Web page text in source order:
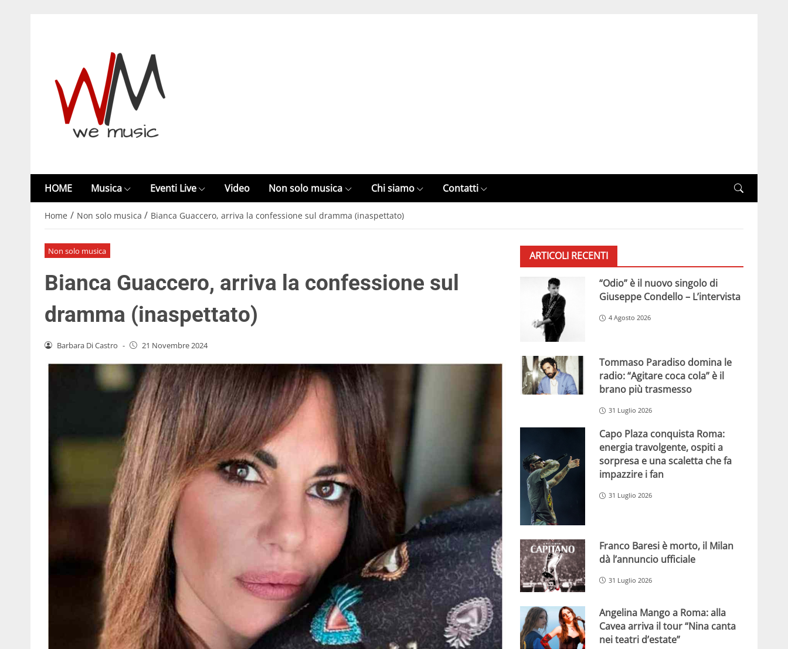
HOME Musica Eventi Live Video Non solo musica Chi siamo Contatti
Home / Non solo musica / Bianca Guaccero, arriva la confessione sul dramma (inaspettato)
Non solo musica
Bianca Guaccero, arriva la confessione sul
dramma (inaspettato)
Barbara Di Castro - 21 Novembre 2024
ARTICOLI RECENTI
“Odio” è il nuovo singolo di
Giuseppe Condello – L’intervista
4 Agosto 2026
Tommaso Paradiso domina le
radio: “Agitare coca cola” è il
brano più trasmesso
31 Luglio 2026
Capo Plaza conquista Roma:
energia travolgente, ospiti a
sorpresa e una scaletta che fa
impazzire i fan
31 Luglio 2026
Franco Baresi è morto, il Milan
dà l’annuncio ufficiale
31 Luglio 2026
Angelina Mango a Roma: alla
Cavea arriva il tour “Nina canta
nei teatri d’estate”